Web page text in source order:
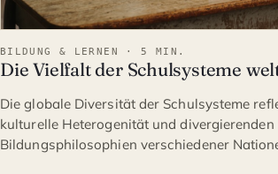
BILDUNG & LERNEN · 5 MIN.
Die Vielfalt der Schulsysteme
Die globale Diversität der Schulsysteme
kulturelle Heterogenität und divergierenden
Bildungsphilosophien verschiedener